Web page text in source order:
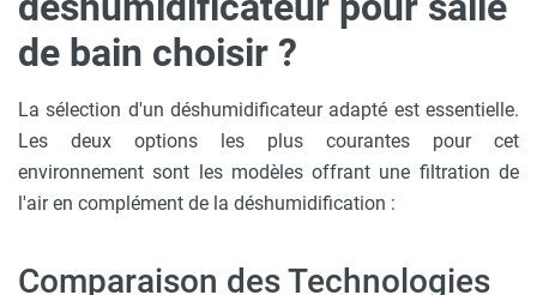
de bain choisir ?
La sélection d'un déshumidificateur adapté est essentielle.
Les deux options les plus courantes pour cet
environnement sont les modèles offrant une filtration de
l'air en complément de la déshumidification :
Comparaison des Technologies